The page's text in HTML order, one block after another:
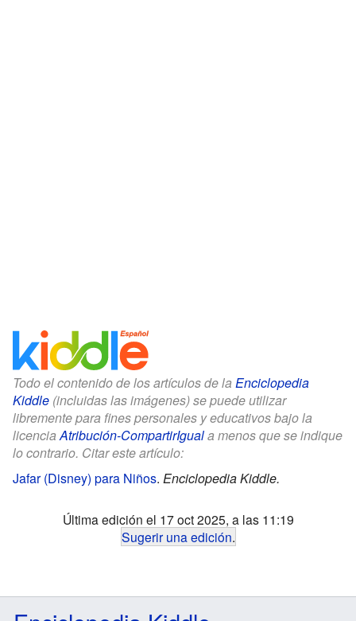
Todo el contenido de los artículos de la Enciclopedia
Kiddle (incluidas las imágenes) se puede utilizar
libremente para fines personales y educativos bajo la
licenciaAtribución-CompartirIguala menos que se indique
lo contrario. Citar este artículo:
Jafar (Disney) para Niños. Enciclopedia Kiddle.
Última edición el 17 oct 2025, a las 11:19
Sugerir una edición.